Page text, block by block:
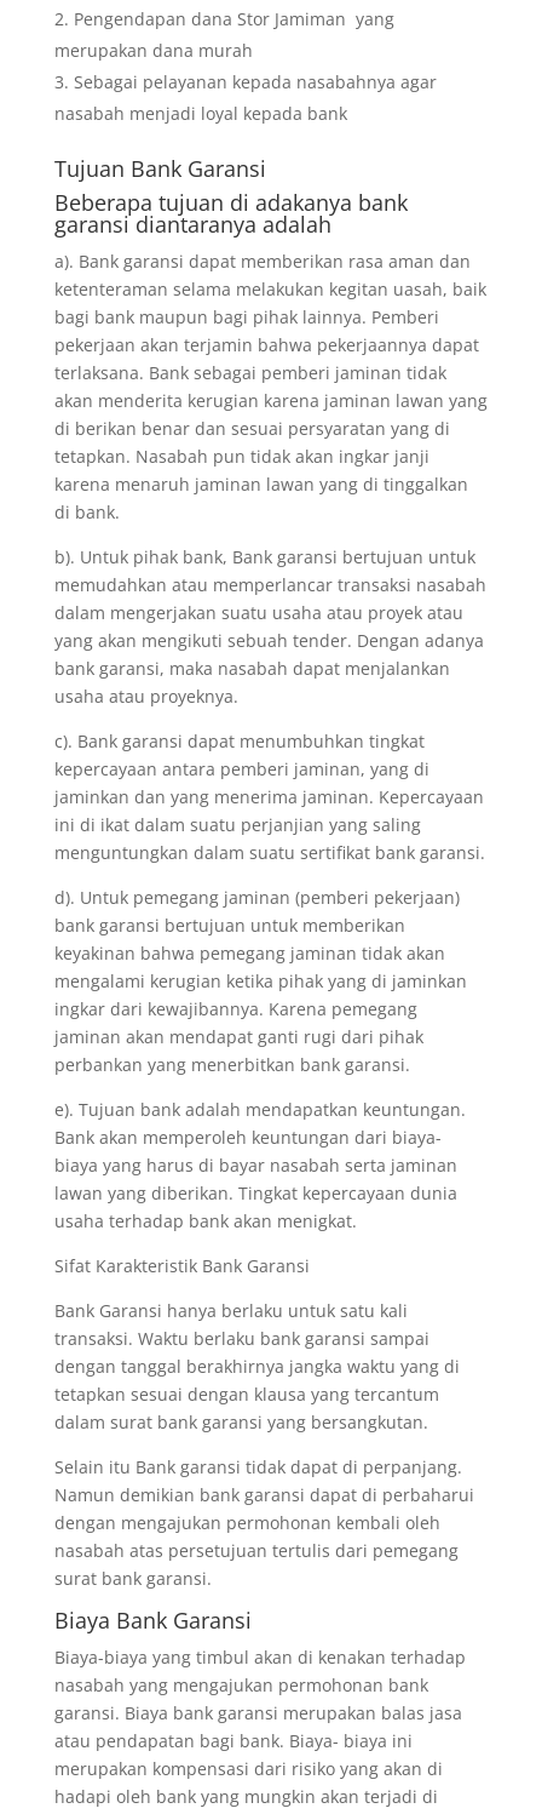
Pengendapan dana Stor Jamiman yang
merupakan dana murah
Sebagai pelayanan kepada nasabahnya agar
nasabah menjadi loyal kepada bank
Tujuan Bank Garansi
Beberapa tujuan di adakanya bank
garansi diantaranya adalah
a). Bank garansi dapat memberikan rasa aman dan
ketenteraman selama melakukan kegitan uasah, baik
bagi bank maupun bagi pihak lainnya. Pemberi
pekerjaan akan terjamin bahwa pekerjaannya dapat
terlaksana. Bank sebagai pemberi jaminan tidak
akan menderita kerugian karena jaminan lawan yang
di berikan benar dan sesuai persyaratan yang di
tetapkan. Nasabah pun tidak akan ingkar janji
karena menaruh jaminan lawan yang di tinggalkan
di bank.
b). Untuk pihak bank, Bank garansi bertujuan untuk
memudahkan atau memperlancar transaksi nasabah
dalam mengerjakan suatu usaha atau proyek atau
yang akan mengikuti sebuah tender. Dengan adanya
bank garansi, maka nasabah dapat menjalankan
usaha atau proyeknya.
c). Bank garansi dapat menumbuhkan tingkat
kepercayaan antara pemberi jaminan, yang di
jaminkan dan yang menerima jaminan. Kepercayaan
ini di ikat dalam suatu perjanjian yang saling
menguntungkan dalam suatu sertifikat bank garansi.
d). Untuk pemegang jaminan (pemberi pekerjaan)
bank garansi bertujuan untuk memberikan
keyakinan bahwa pemegang jaminan tidak akan
mengalami kerugian ketika pihak yang di jaminkan
ingkar dari kewajibannya. Karena pemegang
jaminan akan mendapat ganti rugi dari pihak
perbankan yang menerbitkan bank garansi.
e). Tujuan bank adalah mendapatkan keuntungan.
Bank akan memperoleh keuntungan dari biaya-
biaya yang harus di bayar nasabah serta jaminan
lawan yang diberikan. Tingkat kepercayaan dunia
usaha terhadap bank akan menigkat.
Sifat Karakteristik Bank Garansi
Bank Garansi hanya berlaku untuk satu kali
transaksi. Waktu berlaku bank garansi sampai
dengan tanggal berakhirnya jangka waktu yang di
tetapkan sesuai dengan klausa yang tercantum
dalam surat bank garansi yang bersangkutan.
Selain itu Bank garansi tidak dapat di perpanjang.
Namun demikian bank garansi dapat di perbaharui
dengan mengajukan permohonan kembali oleh
nasabah atas persetujuan tertulis dari pemegang
surat bank garansi.
Biaya Bank Garansi
Biaya-biaya yang timbul akan di kenakan terhadap
nasabah yang mengajukan permohonan bank
garansi. Biaya bank garansi merupakan balas jasa
atau pendapatan bagi bank. Biaya- biaya ini
merupakan kompensasi dari risiko yang akan di
hadapi oleh bank yang mungkin akan terjadi di